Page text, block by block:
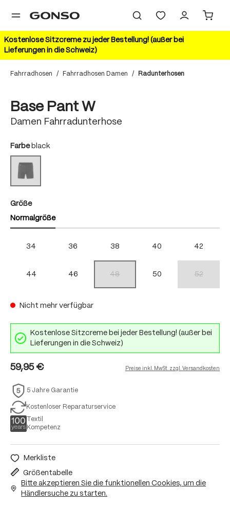
springen
Kostenlose Sitzcreme zu jeder Bestellung! (außer bei
Lieferungen in die Schweiz)
Fahrradhosen / Fahrradhosen Damen / Radunterhosen
Base Pant W
Damen Fahrradunterhose
Farbeauswählen
black
black
(Diese Option ist zurzeit nicht verfügbar.)
Größeauswählen
Normalgröße
34 36 38 40 42
44 46 48 50 52
Nicht mehr verfügbar
Kostenlose Sitzcreme bei jeder Bestellung! (außer bei
Lieferungen in die Schweiz)
59,95 € Preise inkl. MwSt. zzgl. Versandkosten
5 Jahre Garantie
Kostenloser Reparaturservice
Textil
Kompetenz
Merkliste
Größentabelle
Bitte akzeptieren Sie die funktionellen Cookies, um die
Händlersuche zu starten.